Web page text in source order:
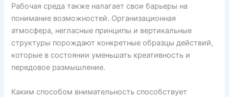
Рабочая среда также налагает свои барьеры на
понимание возможностей. Организационная
атмосфера, негласные принципы и вертикальные
структуры порождают конкретные образцы действий,
которые в состоянии уменьшать креативность и
передовое размышление.
Каким способом внимательность способствует